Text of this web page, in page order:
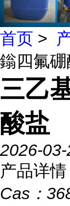
首页 >
鎓四氟硼
三乙
酸盐
2026-
产品详情
Cas：